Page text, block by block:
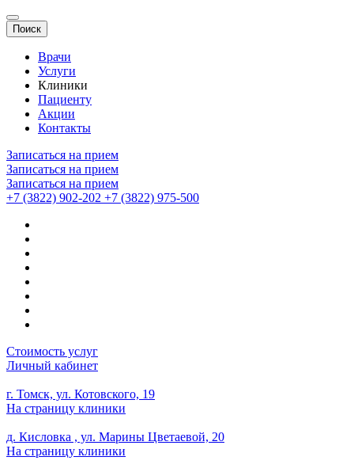
Поиск
Врачи
Услуги
Клиники
Пациенту
Акции
Контакты
Записаться на прием
Записаться на прием
Записаться на прием
+7 (3822) 902-202 +7 (3822) 975-500
Стоимость услуг
Личный кабинет
г. Томск, ул. Котовского, 19
На страницу клиники
д. Кисловка , ул. Марины Цветаевой, 20
На страницу клиники